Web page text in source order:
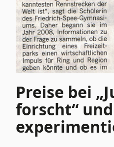
Preise bei
forscht“